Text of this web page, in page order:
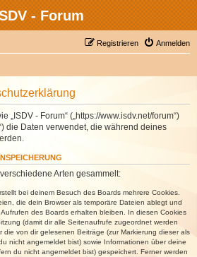
- Forum
Anmelden
Registrieren
„ISDV - Forum“ („https://www.isdv.net/forum“)
die Daten verwendet, die während deines
Arten gesammelt:
bei deinem Besuch des Boards mehrere Cookies.
die dein Browser als temporäre Dateien ablegt und
des Boards erhalten bleiben. In diesen Cookies
(damit dir alle Seitenaufrufe zugeordnet werden
die von dir gelesenen Beiträge (zur Markierung dieser als
nicht angemeldet bist) sowie Informationen über deine
du nicht angemeldet bist) gespeichert. Ferner werden